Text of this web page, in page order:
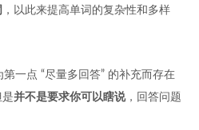
，以此来提高单词的复杂性和多样
第一点 “尽量多回答” 的补充而存在
并不是要求你可以瞎说，回答问题